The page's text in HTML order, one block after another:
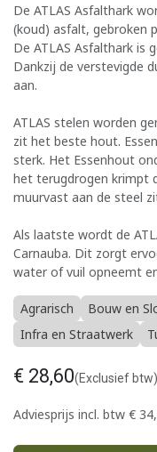
De ATLAS Asfalthark
(koud) asfalt, gebroken
De ATLAS Asfalthark is
Dankzij de verstevigde
aan.
ATLAS stelen worden
zit het beste hout.
sterk. Het Essenhout
het terugdrogen krimpt
muurvast aan de steel
Als laatste wordt de
Carnauba. Dit zorgt
water of vuil opneemt
Agrarisch Bouw en
Infra en Straatwerk
€ 28,60(Exclusief btw)
Adviesprijs incl. btw €